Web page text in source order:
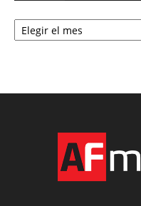
Archivo